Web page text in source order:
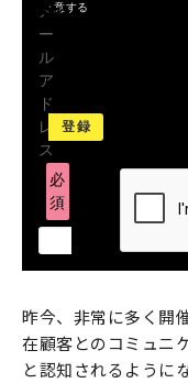
メ
ー
ル
ア
ド
レ
ス
必
須
意する
昨今、非常に多く開
在顧客とのコミュニ
と認知されるように